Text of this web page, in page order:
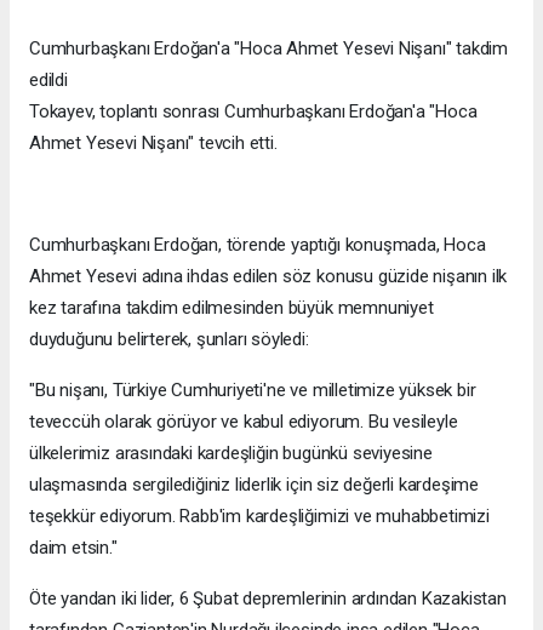
Cumhurbaşkanı Erdoğan'a "Hoca Ahmet Yesevi Nişanı" takdim
edildi
Tokayev, toplantı sonrası Cumhurbaşkanı Erdoğan'a "Hoca
Ahmet Yesevi Nişanı" tevcih etti.
Cumhurbaşkanı Erdoğan, törende yaptığı konuşmada, Hoca
Ahmet Yesevi adına ihdas edilen söz konusu güzide nişanın ilk
kez tarafına takdim edilmesinden büyük memnuniyet
duyduğunu belirterek, şunları söyledi:
"Bu nişanı, Türkiye Cumhuriyeti'ne ve milletimize yüksek bir
teveccüh olarak görüyor ve kabul ediyorum. Bu vesileyle
ülkelerimiz arasındaki kardeşliğin bugünkü seviyesine
ulaşmasında sergilediğiniz liderlik için siz değerli kardeşime
teşekkür ediyorum. Rabb'im kardeşliğimizi ve muhabbetimizi
daim etsin."
Öte yandan iki lider, 6 Şubat depremlerinin ardından Kazakistan